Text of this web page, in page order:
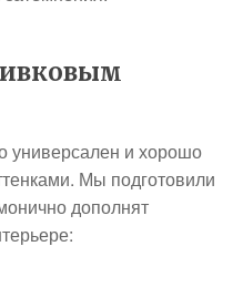
универсален и хорошо
Мы подготовили
дополнят